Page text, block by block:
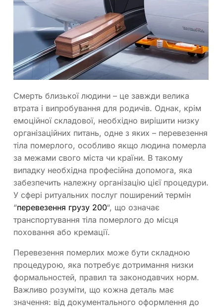
Смерть близької людини – це завжди велика
втрата і випробування для родичів. Однак, крім
емоційної складової, необхідно вирішити низку
організаційних питань, одне з яких – перевезення
тіла померлого, особливо якщо людина померла
за межами свого міста чи країни. В такому
випадку необхідна професійна допомога, яка
забезпечить належну організацію цієї процедури.
У сфері ритуальних послуг поширений термін
“перевезення грузу 200“, що означає
транспортування тіла померлого до місця
поховання або кремації.
Перевезення померлих може бути складною
процедурою, яка потребує дотримання низки
формальностей, правил та законодавчих норм.
Важливо розуміти, що кожна деталь має
значення: від документального оформлення до